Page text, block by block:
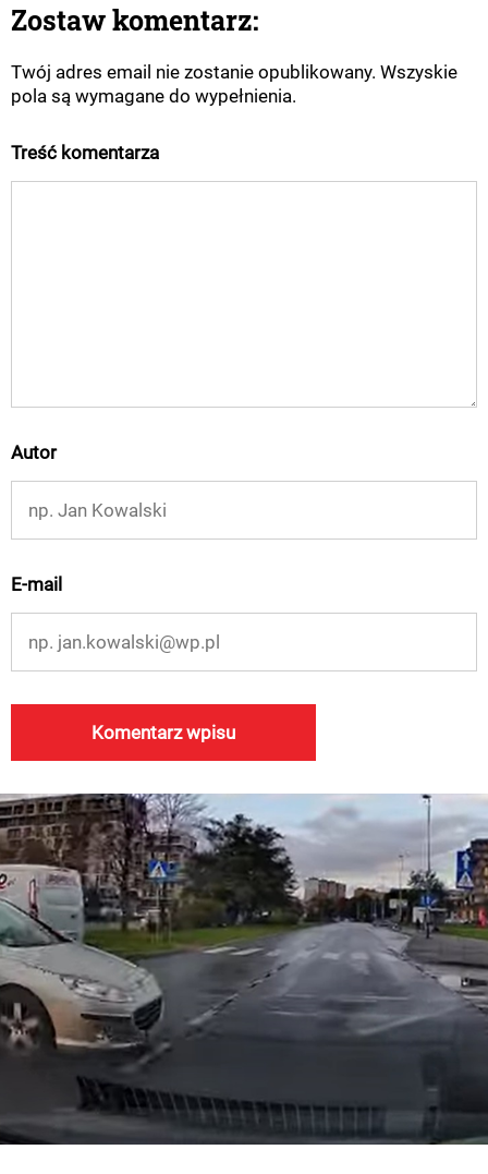
Zostaw komentarz:
Twój adres email nie zostanie opublikowany. Wszyskie
pola są wymagane do wypełnienia.
Treść komentarza
Autor
E-mail